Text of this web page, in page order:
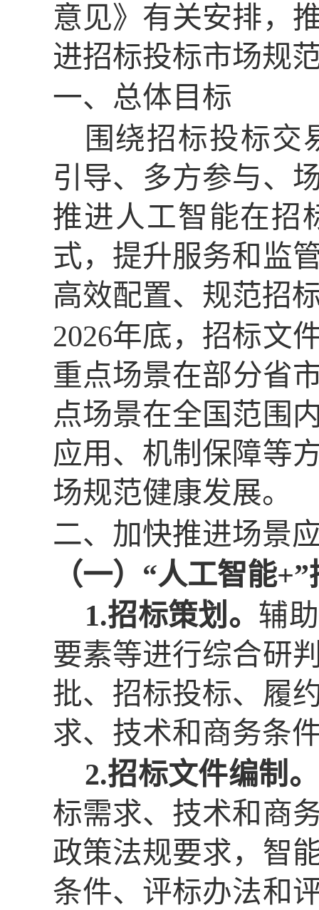
意见》有关安排，
进招标投标市场规
一、总体目标
围绕招标投标交
引导、多方参与、
推进人工智能在招
式，提升服务和监
高效配置、规范招
2026年底，招标文
重点场景在部分省
点场景在全国范围
应用、机制保障等
场规范健康发展。
二、加快推进场景
（一） “人工智能+”
1.招标策划。 辅
要素等进行综合研
批、招标投标、履
求、技术和商务条
2.招标文件编制。
标需求、技术和商
政策法规要求，智
条件、评标办法和